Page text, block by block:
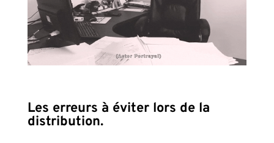
Les erreurs à éviter lors de la
distribution.